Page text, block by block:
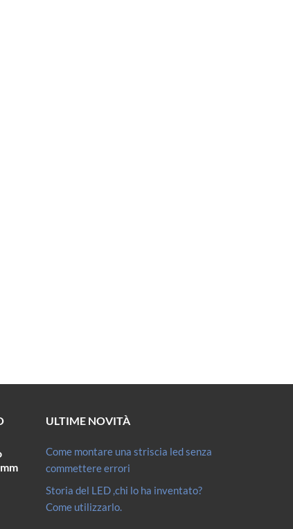
ULTIME NOVITÀ
Come montare una striscia led senza
commettere errori
Storia del LED ,chi lo ha inventato?
Come utilizzarlo.